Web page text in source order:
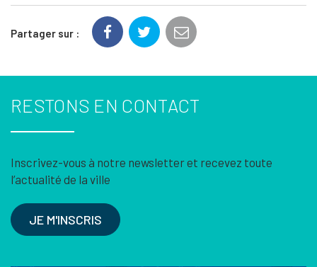
Partager sur :
RESTONS EN CONTACT
Inscrivez-vous à notre newsletter et recevez toute
l’actualité de la ville
JE M'INSCRIS